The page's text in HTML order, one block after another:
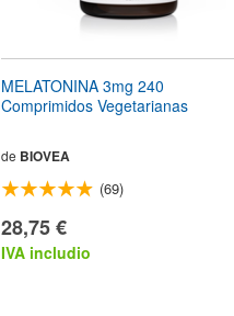
MELATONINA 3mg 240
Comprimidos Vegetarianas
de BIOVEA
(69)
28,75 €
IVA includio